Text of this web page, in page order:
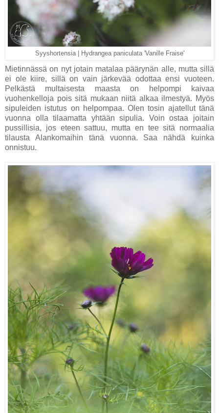
Syyshortensia | Hydrangea paniculata 'Vanille Fraise'
Mietinnässä on nyt jotain matalaa päärynän alle, mutta sillä
ei ole kiire, sillä on vain järkevää odottaa ensi vuoteen.
Pelkästä multaisesta maasta on helpompi kaivaa
vuohenkelloja pois sitä mukaan niitä alkaa ilmestyä. Myös
sipuleiden istutus on helpompaa. Olen tosin ajatellut tänä
vuonna olla tilaamatta yhtään sipulia. Voin ostaa joitain
pussillisia, jos eteen sattuu, mutta en tee sitä normaalia
tilausta Alankomaihin tänä vuonna. Saa nähdä kuinka
onnistuu.